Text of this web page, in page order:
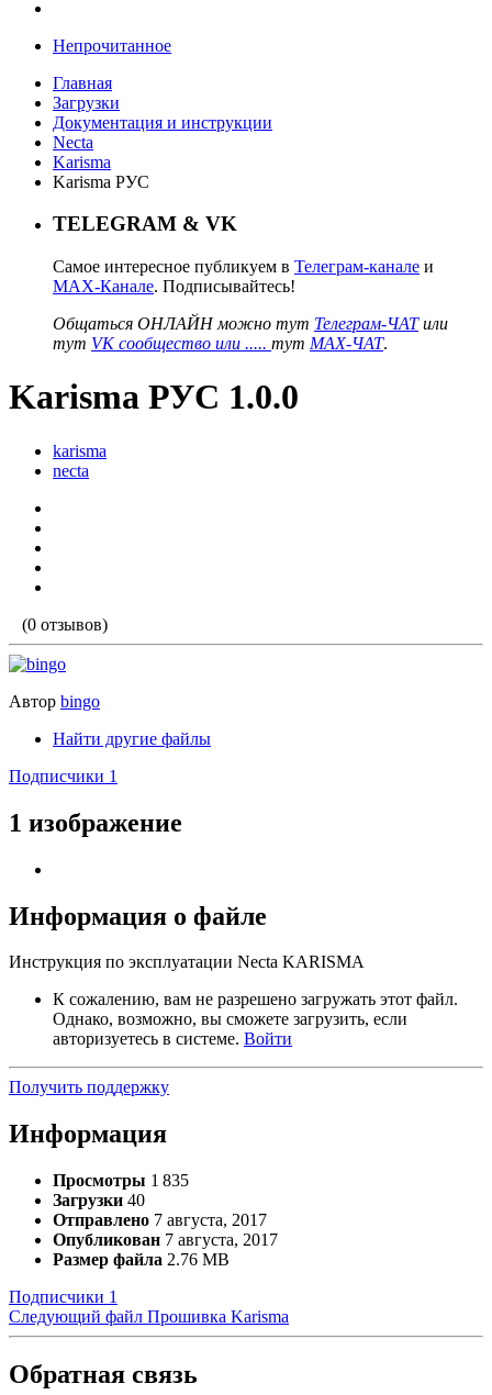
Непрочитанное
Главная
Загрузки
Документация и инструкции
Necta
Karisma
Karisma РУС
TELEGRAM & VK
Самое интересное публикуем в Телеграм-канале и
MAX-Канале. Подписывайтесь!
Общаться ОНЛАЙН можно тут Телеграм-ЧАТили
тут VK сообщество или ..... тут MAX-ЧАТ.
Karisma РУС 1.0.0
karisma
necta
(0 отзывов)
Автор bingo
Найти другие файлы
Подписчики 1
1 изображение
Информация о файле
Инструкция по эксплуатации Necta KARISMA
К сожалению, вам не разрешено загружать этот файл.
Однако, возможно, вы сможете загрузить, если
авторизуетесь в системе. Войти
Получить поддержку
Информация
Просмотры 1 835
Загрузки 40
Отправлено 7 августа, 2017
Опубликован 7 августа, 2017
Размер файла 2.76 MB
Подписчики 1
Следующий файл Прошивка Karisma
Обратная связь